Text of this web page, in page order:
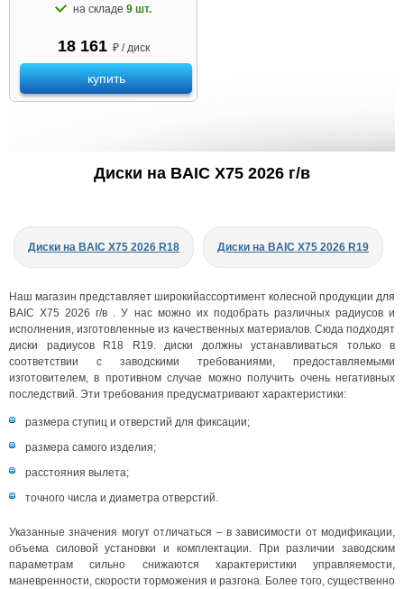
на складе 9 шт.
18 161 ₽ / диск
купить
Диски на BAIC X75 2026 г/в
Диски на BAIC X75 2026 R18 Диски на BAIC X75 2026 R19
Наш магазин представляет широкийассортимент колесной продукции для
BAIC X75 2026 г/в . У нас можно их подобрать различных радиусов и
исполнения, изготовленные из качественных материалов. Сюда подходят
диски радиусов R18 R19. диски должны устанавливаться только в
соответствии с заводскими требованиями, предоставляемыми
изготовителем, в противном случае можно получить очень негативных
последствий. Эти требования предусматривают характеристики:
размера ступиц и отверстий для фиксации;
размера самого изделия;
расстояния вылета;
точного числа и диаметра отверстий.
Указанные значения могут отличаться – в зависимости от модификации,
объема силовой установки и комплектации. При различии заводским
параметрам сильно снижаются характеристики управляемости,
маневренности, скорости торможения и разгона. Более того, существенно